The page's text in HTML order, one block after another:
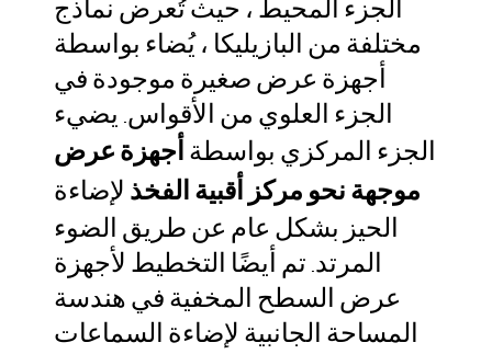
الجزء المحيط ، حيث تُعرض نماذج
مختلفة من البازيليكا ، يُضاء بواسطة
أجهزة عرض صغيرة موجودة في
الجزء العلوي من الأقواس. يضيء
الجزء المركزي بواسطة أجهزة عرض
موجهة نحو مركز أقبية الفخذ لإضاءة
الحيز بشكل عام عن طريق الضوء
المرتد. تم أيضًا التخطيط لأجهزة
عرض السطح المخفية في هندسة
المساحة الجانبية لإضاءة السماعات